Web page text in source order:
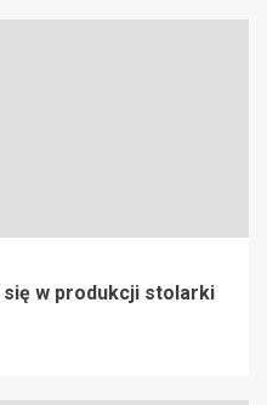
w produkcji stolarki